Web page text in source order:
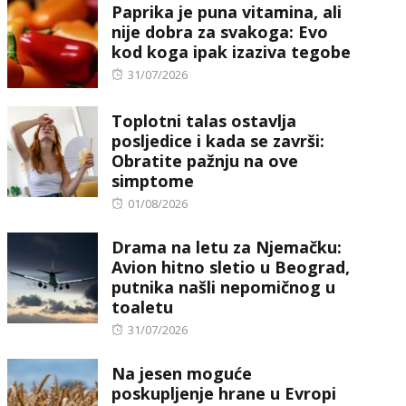
Paprika je puna vitamina, ali
nije dobra za svakoga: Evo
kod koga ipak izaziva tegobe
Posted
31/07/2026
Toplotni talas ostavlja
posljedice i kada se završi:
Obratite pažnju na ove
simptome
Posted
01/08/2026
Drama na letu za Njemačku:
Avion hitno sletio u Beograd,
putnika našli nepomičnog u
toaletu
Posted
31/07/2026
Na jesen moguće
poskupljenje hrane u Evropi